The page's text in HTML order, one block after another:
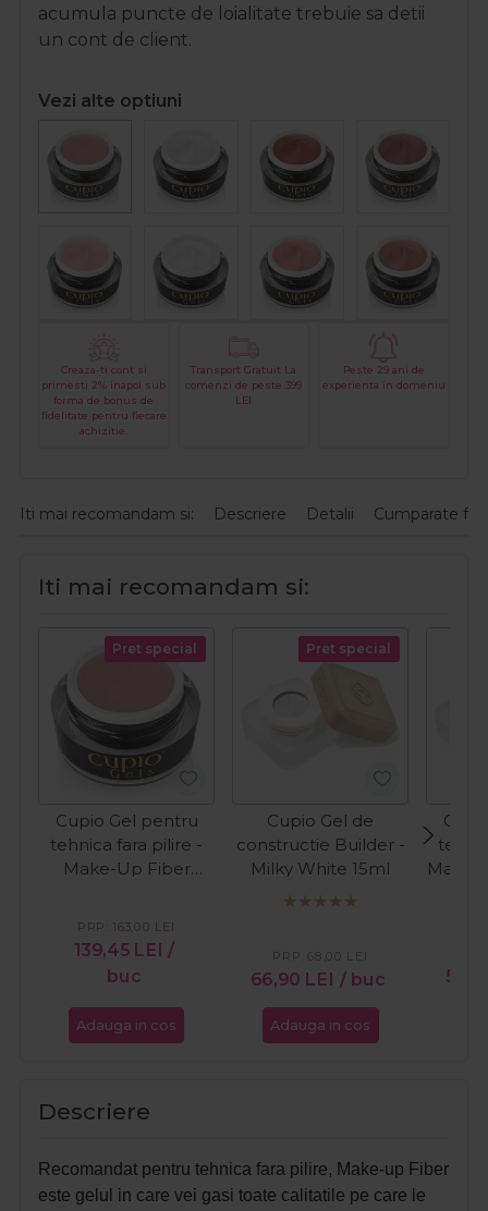
acumula puncte de loialitate trebuie sa detii
un cont de client.
Vezi alte optiuni
Creaza-ti cont si
primesti 2% inapoi sub
forma de bonus de
fidelitate pentru fiecare
achizitie.
Transport Gratuit La
comenzi de peste 399
LEI
Peste 29 ani de
experienta in domeniu
Iti mai recomandam si: Descriere Detalii Cumparate
Iti mai recomandam si:
Pret special
Cupio Gel pentru
tehnica fara pilire -
Make-Up Fiber
139,45 LEI /
buc
PRP: 163,00 LEI
Adauga in cos
Pret special
Cupio Gel de
constructie Builder -
Milky White 15ml
66,90 LEI / buc
PRP:68,00 LEI
Adauga in cos
Make-
Descriere
Recomandat pentru tehnica fara pilire, Make-up Fiber
este gelul in care vei gasi toate calitatile pe care le